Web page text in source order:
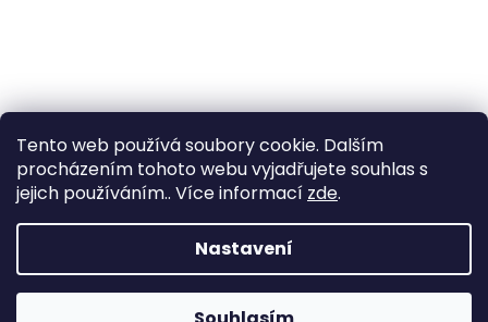
Tento web používá soubory cookie. Dalším
procházením tohoto webu vyjadřujete souhlas s
jejich používáním.. Více informací zde.
Nastavení
Vytvořil Shoptet
Copyright 2026YachtNet shop. Všechna práva